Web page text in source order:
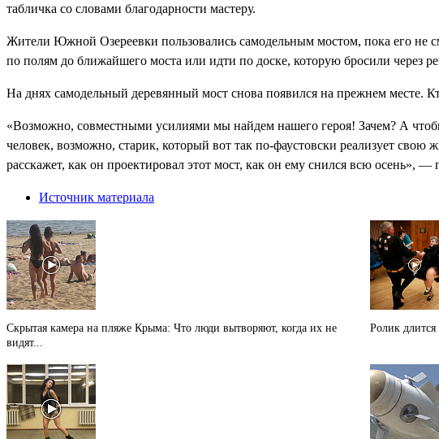
табличка со словами благодарности мастеру.
Жители Южной Озереевки пользовались самодельным мостом, пока его не
по полям до ближайшего моста или идти по доске, которую бросили через
На днях самодельный деревянный мост снова появился на прежнем месте.
«Возможно, совместными усилиями мы найдем нашего героя! Зачем? А
человек, возможно, старик, который вот так по-фаустовски реализует
расскажет, как он проектировал этот мост, как он ему снился всю осень», —
Источник материала
Скрытая камера на пляже Крыма: Что люди вытворяют, когда их не
видят...
Ролик длится